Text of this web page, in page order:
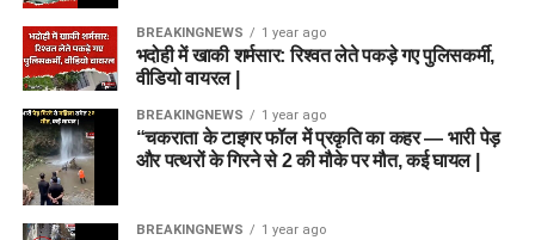
BREAKINGNEWS 1 year ago
भदोही में खाकी शर्मसार: रिश्वत लेते पकड़े गए पुलिसकर्मी,
वीडियो वायरल |
BREAKINGNEWS 1 year ago
“चकराता के टाइगर फॉल में प्रकृति का कहर — भारी पेड़
और पत्थरों के गिरने से 2 की मौके पर मौत, कई घायल |
BREAKINGNEWS 1 year ago